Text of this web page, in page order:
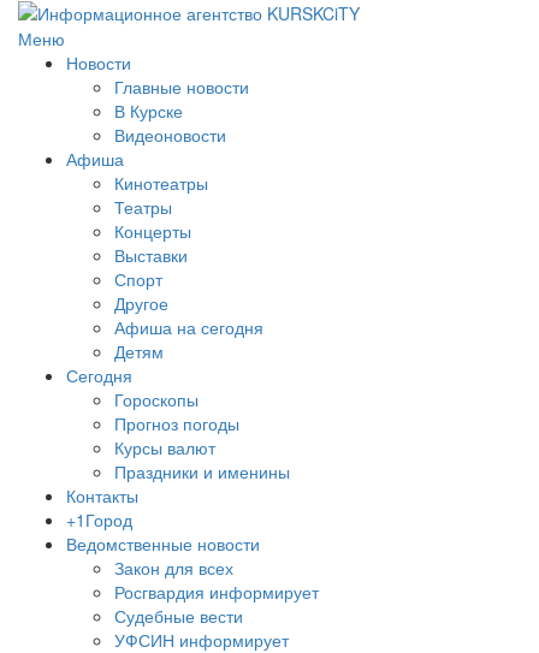
Меню
Новости
Главные новости
В Курске
Видеоновости
Афиша
Кинотеатры
Театры
Концерты
Выставки
Спорт
Другое
Афиша на сегодня
Детям
Сегодня
Гороскопы
Прогноз погоды
Курсы валют
Праздники и именины
Контакты
+1Город
Ведомственные новости
Закон для всех
Росгвардия информирует
Судебные вести
УФСИН информирует